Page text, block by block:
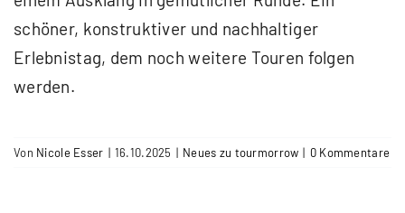
schöner, konstruktiver und nachhaltiger
Erlebnistag, dem noch weitere Touren folgen
werden.
Von Nicole Esser | 16.10.2025 | Neues zu tourmorrow | 0 Kommentare